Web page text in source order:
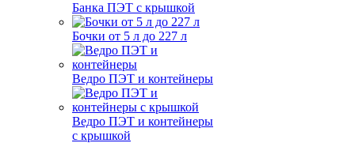
Банка ПЭТ с крышкой
Бочки от 5 л до 227 л
Ведро ПЭТ и контейнеры
Ведро ПЭТ и контейнеры
с крышкой